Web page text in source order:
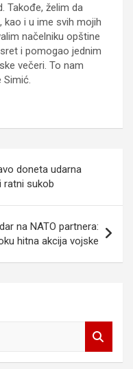
Takođe, želim da
kao i u ime svih mojih
načelniku opštine
i pomogao jednim
večeri. To nam
Simić.
doneta udarna
ratni sukob
na NATO partnera:
hitna akcija vojske